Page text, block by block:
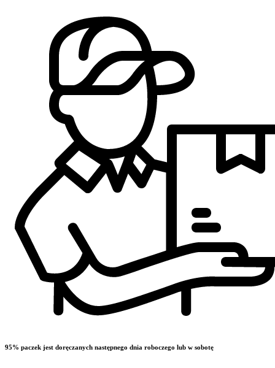
95% paczek jest doręczanych następnego dnia roboczego lub w sobotę